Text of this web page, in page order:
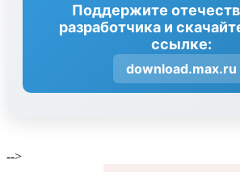
Поддержите
разработчика и
ссылке:
download.max.ru
-->